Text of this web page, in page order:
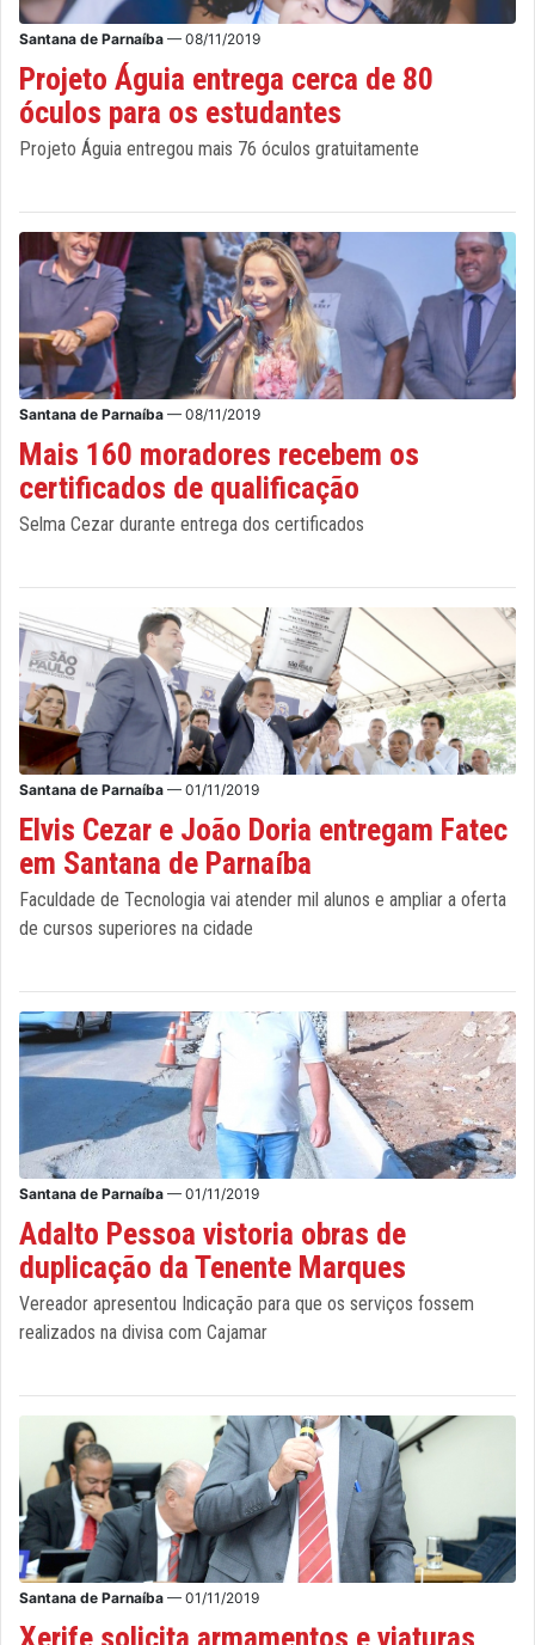
Santana de Parnaíba — 08/11/2019
Projeto Águia entrega cerca de 80
óculos para os estudantes
Projeto Águia entregou mais 76 óculos gratuitamente
Santana de Parnaíba — 08/11/2019
Mais 160 moradores recebem os
certificados de qualificação
Selma Cezar durante entrega dos certificados
Santana de Parnaíba — 01/11/2019
Elvis Cezar e João Doria entregam Fatec
em Santana de Parnaíba
Faculdade de Tecnologia vai atender mil alunos e ampliar a oferta
de cursos superiores na cidade
Santana de Parnaíba — 01/11/2019
Adalto Pessoa vistoria obras de
duplicação da Tenente Marques
Vereador apresentou Indicação para que os serviços fossem
realizados na divisa com Cajamar
Santana de Parnaíba — 01/11/2019
Xerife solicita armamentos e viaturas